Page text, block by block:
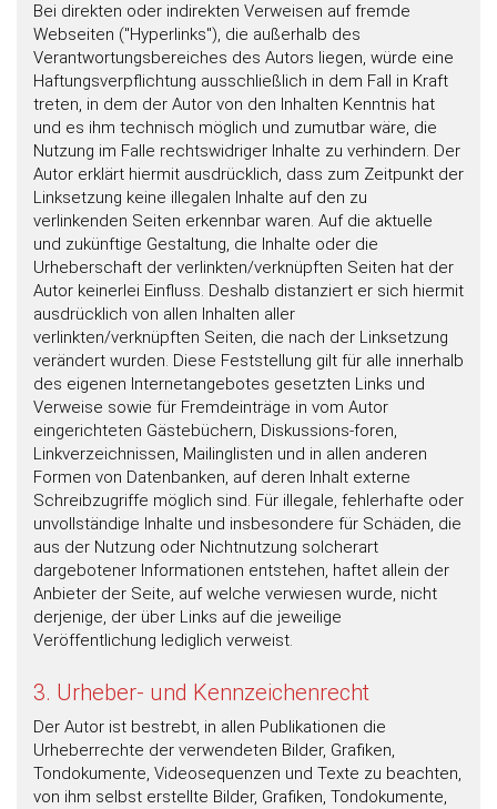
Bei direkten oder indirekten Verweisen auf fremde
Webseiten ("Hyperlinks"), die außerhalb des
Verantwortungsbereiches des Autors liegen, würde eine
Haftungsverpflichtung ausschließlich in dem Fall in Kraft
treten, in dem der Autor von den Inhalten Kenntnis hat
und es ihm technisch möglich und zumutbar wäre, die
Nutzung im Falle rechtswidriger Inhalte zu verhindern. Der
Autor erklärt hiermit ausdrücklich, dass zum Zeitpunkt der
Linksetzung keine illegalen Inhalte auf den zu
verlinkenden Seiten erkennbar waren. Auf die aktuelle
und zukünftige Gestaltung, die Inhalte oder die
Urheberschaft der verlinkten/verknüpften Seiten hat der
Autor keinerlei Einfluss. Deshalb distanziert er sich hiermit
ausdrücklich von allen Inhalten aller
verlinkten/verknüpften Seiten, die nach der Linksetzung
verändert wurden. Diese Feststellung gilt für alle innerhalb
des eigenen Internetangebotes gesetzten Links und
Verweise sowie für Fremdeinträge in vom Autor
eingerichteten Gästebüchern, Diskussions-foren,
Linkverzeichnissen, Mailinglisten und in allen anderen
Formen von Datenbanken, auf deren Inhalt externe
Schreibzugriffe möglich sind. Für illegale, fehlerhafte oder
unvollständige Inhalte und insbesondere für Schäden, die
aus der Nutzung oder Nichtnutzung solcherart
dargebotener Informationen entstehen, haftet allein der
Anbieter der Seite, auf welche verwiesen wurde, nicht
derjenige, der über Links auf die jeweilige
Veröffentlichung lediglich verweist.
3. Urheber- und Kennzeichenrecht
Der Autor ist bestrebt, in allen Publikationen die
Urheberrechte der verwendeten Bilder, Grafiken,
Tondokumente, Videosequenzen und Texte zu beachten,
von ihm selbst erstellte Bilder, Grafiken, Tondokumente,